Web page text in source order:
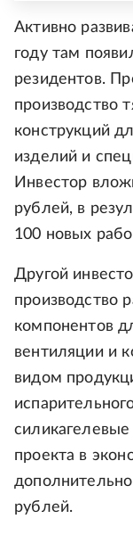
Активно
году там
резидентов.
производство
конструкций
изделий и
Инвестор
рублей, в
100 новых
Другой
производство
компонентов
вентиляции и
видом
проекта в
рублей.